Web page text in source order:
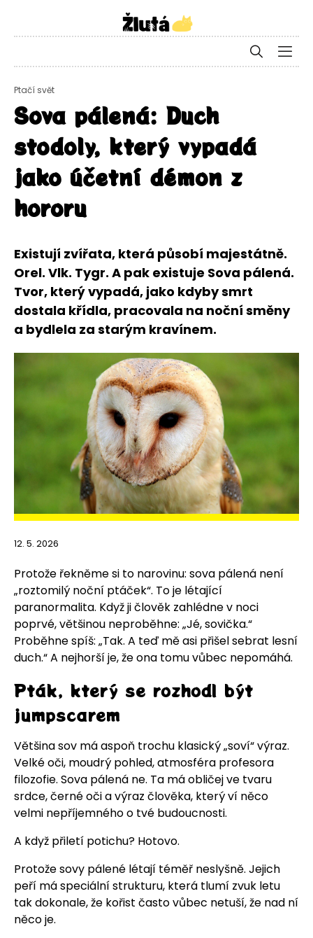
Ptačí svět
Sova pálená: Duch
stodoly, který vypadá
jako účetní démon z
hororu
Existují zvířata, která působí majestátně.
Orel. Vlk. Tygr. A pak existuje Sova pálená.
Tvor, který vypadá, jako kdyby smrt
dostala křídla, pracovala na noční směny
a bydlela za starým kravínem.
12. 5. 2026
Protože řekněme si to narovinu: sova pálená není
„roztomilý noční ptáček“. To je létající
paranormalita. Když ji člověk zahlédne v noci
poprvé, většinou neproběhne: „Jé, sovička.“
Proběhne spíš: „Tak. A teď mě asi přišel sebrat lesní
duch.“ A nejhorší je, že ona tomu vůbec nepomáhá.
Pták, který se rozhodl být
jumpscarem
Většina sov má aspoň trochu klasický „soví“ výraz.
Velké oči, moudrý pohled, atmosféra profesora
filozofie. Sova pálená ne. Ta má obličej ve tvaru
srdce, černé oči a výraz člověka, který ví něco
velmi nepříjemného o tvé budoucnosti.
A když přiletí potichu? Hotovo.
Protože sovy pálené létají téměř neslyšně. Jejich
peří má speciální strukturu, která tlumí zvuk letu
tak dokonale, že kořist často vůbec netuší, že nad ní
něco je.